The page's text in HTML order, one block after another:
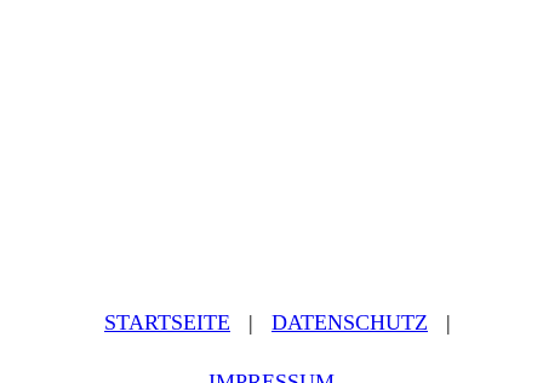
STARTSEITE | DATEN­SCHUTZ |